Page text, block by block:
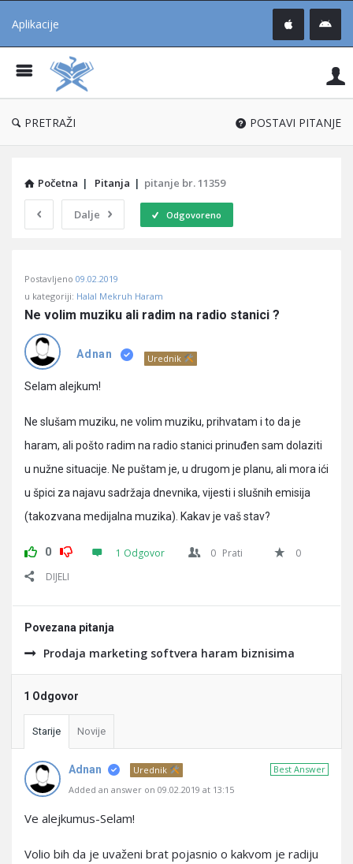
Aplikacije
®
PRETRAŽI POSTAVI PITANJE
Početna | Pitanja | pitanje br. 11359
Dalje Odgovoreno
Učene
Latest
Pitanja
Postavljeno 09.02.2019
u kategoriji: Halal Mekruh Haram
Ne volim muziku ali radim na radio stanici ?
Adnan Urednik
Selam alejkum!
Ne slušam muziku, ne volim muziku, prihvatam i to da je
haram, ali pošto radim na radio stanici prinuđen sam dolaziti
u nužne situacije. Ne puštam je, u drugom je planu, ali mora ići
u špici za najavu sadržaja dnevnika, vijesti i slušnih emisija
(takozvana medijalna muzika). Kakav je vaš stav?
0 1 Odgovor 0 Prati
0
DIJELI
Povezana pitanja
Prodaja marketing softvera haram biznisima
1 Odgovor
Starije Novije
Best Answer
Adnan
Urednik
Added an answer on 09.02.2019 at 13:15
Ve alejkumus-Selam!
Volio bih da je uvaženi brat pojasnio o kakvom je radiju